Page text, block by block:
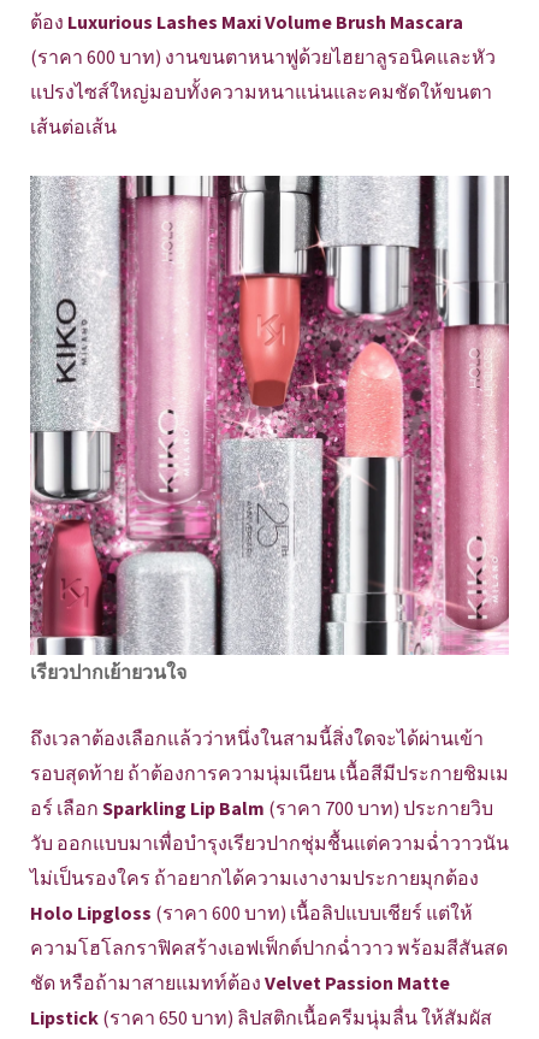
ต้อง Luxurious Lashes Maxi Volume Brush Mascara
(ราคา 600 บาท) งานขนตาหนาฟูด้วยไฮยาลูรอนิคและหัว
แปรงไซส์ใหญ่มอบทั้งความหนาแน่นและคมชัดให้ขนตา
เส้นต่อเส้น
เรียวปากเย้ายวนใจ
ถึงเวลาต้องเลือกแล้วว่าหนึ่งในสามนี้สิ่งใดจะได้ผ่านเข้า
รอบสุดท้าย ถ้าต้องการความนุ่มเนียน เนื้อสีมีประกายชิมเม
อร์ เลือก Sparkling Lip Balm (ราคา 700 บาท) ประกายวิบ
วับ ออกแบบมาเพื่อบำรุงเรียวปากชุ่มชื้นแต่ความฉ่ำวาวนัน
ไม่เป็นรองใคร ถ้าอยากได้ความเงางามประกายมุกต้อง
Holo Lipgloss (ราคา 600 บาท) เนื้อลิปแบบเชียร์ แต่ให้
ความโฮโลกราฟิคสร้างเอฟเฟ็กต์ปากฉ่ำวาว พร้อมสีสันสด
ชัด หรือถ้ามาสายแมทท์ต้อง Velvet Passion Matte
Lipstick (ราคา 650 บาท) ลิปสติกเนื้อครีมนุ่มลื่น ให้สัมผัส